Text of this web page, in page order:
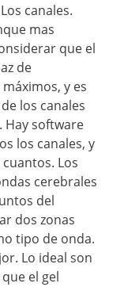
canales.
mas
que el
de
y es
los canales
Hay software
los canales, y
Los
cerebrales
del
dos zonas
tipo de onda.
Lo ideal son
el gel